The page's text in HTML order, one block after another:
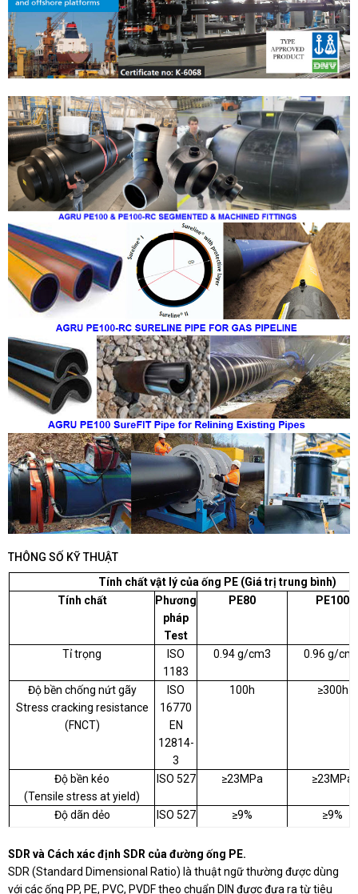
THÔNG SỐ KỸ THUẬT
Tính chất vật lý của ống PE (Giá trị trung bình)
Tính chất
Phương
pháp
Test
PE80 PE100
Tỉ trọng
ISO
1183
0.94 g/cm3 0.96 g/
Độ bền chống nứt gãy
Stress cracking resistance
(FNCT)
ISO
16770
EN
12814-
3
100h ≥300h
Độ bền kéo
(Tensile stress at yield)
ISO 527 ≥23MPa ≥23MPa
Độ dãn dẻo
ISO 527 ≥9% ≥9%
Độ dãn đứt
(Elongation at break)
ISO 527 >350%
Độ xuyên kim tại 23°C
ISO 179 ≥13 kJ/ m2 ≥13 kJ/
SDR và Cách xác định SDR của đường ống PE.
SDR (Standard Dimensional Ratio) là thuật ngữ thường được dùng
với các ống PP, PE, PVC, PVDF theo chuẩn DIN được đưa ra từ tiêu